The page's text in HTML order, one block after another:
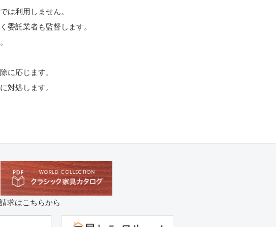
は利用しません。
委託業者も監督します。
に応じます。
対処します。
求はこちらから